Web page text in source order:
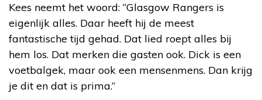
Kees neemt het woord: “Glasgow Rangers is
eigenlijk alles. Daar heeft hij de meest
fantastische tijd gehad. Dat lied roept alles bij
hem los. Dat merken die gasten ook. Dick is een
voetbalgek, maar ook een mensenmens. Dan krijg
je dit en dat is prima.”